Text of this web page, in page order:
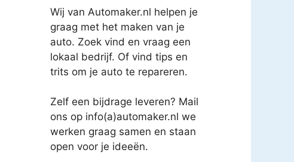
Wij van Automaker.nl helpen je
graag met het maken van je
auto. Zoek vind en vraag een
lokaal bedrijf. Of vind tips en
trits om je auto te repareren.
Zelf een bijdrage leveren? Mail
ons op info(a)automaker.nl we
werken graag samen en staan
open voor je ideeën.